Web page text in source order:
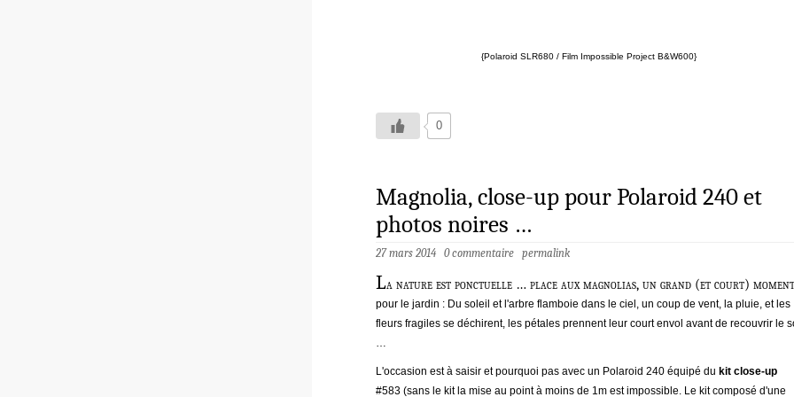
{Polaroid SLR680 / Film Impossible Project B&W600}
0
Magnolia, close-up pour Polaroid 240 et
photos noires …
27 mars 2014 0 commentaire permalink
La nature est ponctuelle … place aux magnolias, un grand (et court) moment
pour le jardin : Du soleil et l'arbre flamboie dans le ciel, un coup de vent, la pluie, et les
fleurs fragiles se déchirent, les pétales prennent leur court envol avant de recouvrir le
…
L'occasion est à saisir et pourquoi pas avec un Polaroid 240 équipé du kit close-up
#583 (sans le kit la mise au point à moins de 1m est impossible. Le kit composé d'une